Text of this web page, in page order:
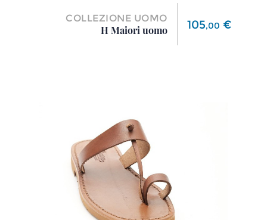
COLLEZIONE UOMO
H Maiori uomo
Prezzo
105,00 €